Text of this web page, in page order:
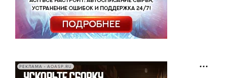
РЕКЛАМА • AOASP.RU